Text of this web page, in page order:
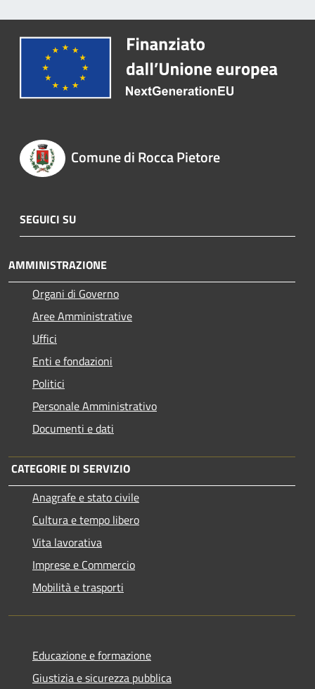
Comune di Rocca Pietore
SEGUICI SU
AMMINISTRAZIONE
Organi di Governo
Aree Amministrative
Uffici
Enti e fondazioni
Politici
Personale Amministrativo
Documenti e dati
CATEGORIE DI SERVIZIO
Anagrafe e stato civile
Cultura e tempo libero
Vita lavorativa
Imprese e Commercio
Mobilità e trasporti
Educazione e formazione
Giustizia e sicurezza pubblica